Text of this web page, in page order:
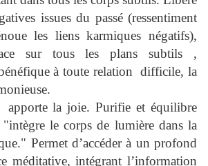
issues du passé (ressentiment
les liens karmiques négatifs),
sur tous les plans subtils ,
à toute relation difficile, la
la joie. Purifie et équilibre
"intègre le corps de lumière dans la
Permet d’accéder à un profond
méditative, intégrant l’information